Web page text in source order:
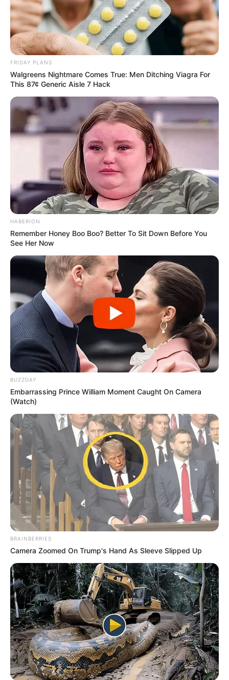
FRIDAY PLANS
Walgreens Nightmare Comes True: Men Ditching Viagra For
This 87¢ Generic Aisle 7 Hack
HABERION
Remember Honey Boo Boo? Better To Sit Down Before You
See Her Now
BUZZDAY
Embarrassing Prince William Moment Caught On Camera
(Watch)
BRAINBERRIES
Camera Zoomed On Trump's Hand As Sleeve Slipped Up